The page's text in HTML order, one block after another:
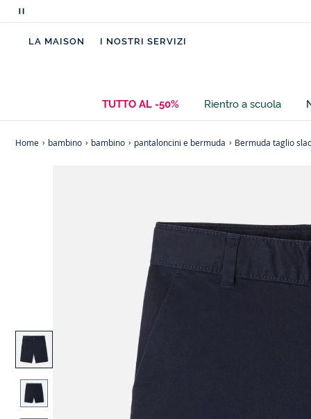
Metti
pausa
LA MAISON I NOSTRI SERVIZI
TUTTO AL -50% Rientro a scuola
Home bambino bambino pantaloncini e bermuda Bermuda taglio